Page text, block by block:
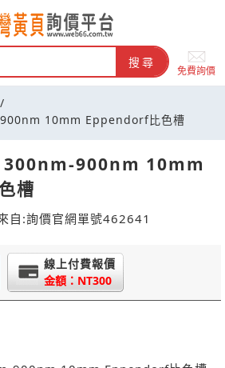
搜尋
免費詢價
/
10mm Eppendorf比色槽
900nm 10mm
槽
自:詢價官網單號462641
線上付費報價
金額：NT300